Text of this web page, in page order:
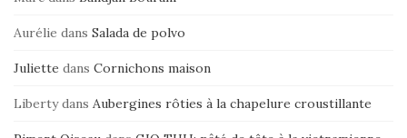
o
Aurélie dans Salada de polvo
Juliette dans Cornichons maison
Libertydans Aubergines rôties à la chapelure croustillante